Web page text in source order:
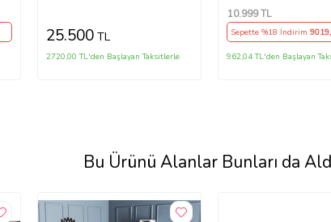
25.500TL
2720,00 TL'den Başlayan Taksitlerle
Takımı Gold Outlet
10.999TL
Sepette %18 İndirim 9019
962,04 TL'den Başlayan
Bu Ürünü Alanlar Bunları da